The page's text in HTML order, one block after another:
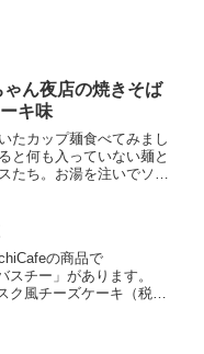
ゃん夜店の焼きそば
キ味
たカップ麺食べてみまし
と何も入っていない麺と
たち。お湯を注いでソー
けて混ぜます。どんな味
の商品で
スチー」があります。
ク風チーズケーキ（税込